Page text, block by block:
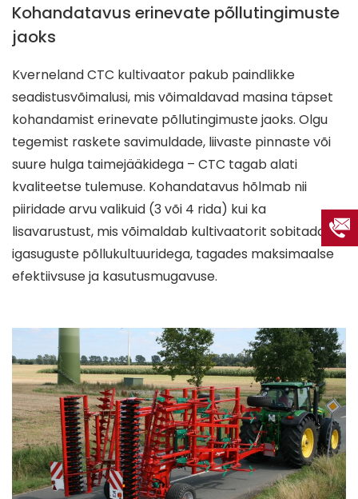
Kohandatavus erinevate põllutingimuste
jaoks
Kverneland CTC kultivaator pakub paindlikke
seadistusvõimalusi, mis võimaldavad masina täpset
kohandamist erinevate põllutingimuste jaoks. Olgu
tegemist raskete savimuldade, liivaste pinnaste või
suure hulga taimejääkidega – CTC tagab alati
kvaliteetse tulemuse. Kohandatavus hõlmab nii
piiridade arvu valikuid (3 või 4 rida) kui ka
lisavarustust, mis võimaldab kultivaatorit sobitada
igasuguste põllukultuuridega, tagades maksimaalse
efektiivsuse ja kasutusmugavuse.